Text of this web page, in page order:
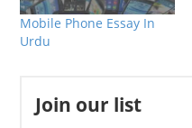
Mobile Phone Essay In
Urdu
Join our list